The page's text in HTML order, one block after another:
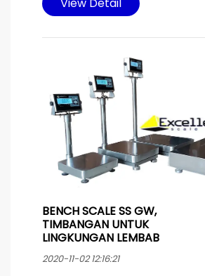
di desain memakai 4 roda untuk
memakai kabel power
pengaman karet pada
menghindari masuknya
mengakibatkan korsleting.
dioperasikan pada saat pengisian
BENCH SCALE SS GW,
TIMBANGAN UNTUK
LINGKUNGAN LEMBAB
2020-11-02 12:16:21